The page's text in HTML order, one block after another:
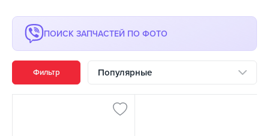
ПОИСК ЗАПЧАСТЕЙ ПО ФОТО
Фильтр Популярные